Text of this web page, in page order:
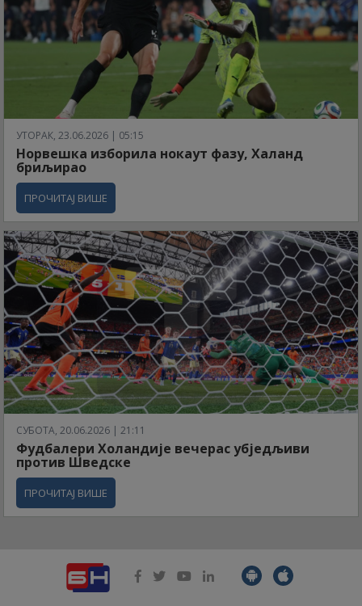
УТОРАК, 23.06.2026 | 05:15
Норвешка изборила нокаут фазу, Халанд
бриљирао
ПРОЧИТАЈ ВИШЕ
СУБОТА, 20.06.2026 | 21:11
Фудбалери Холандије вечерас убједљиви
против Шведске
ПРОЧИТАЈ ВИШЕ